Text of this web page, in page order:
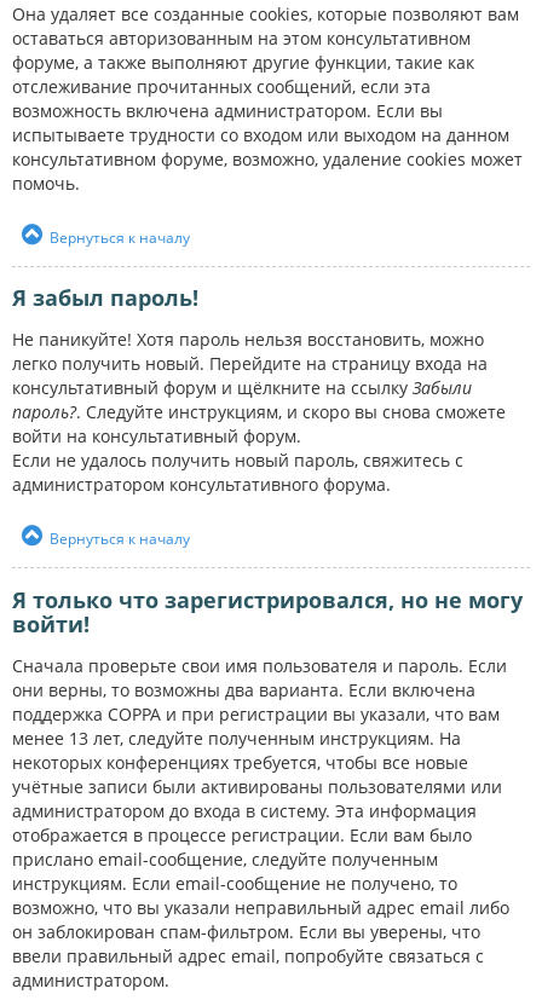
Она удаляет все созданные cookies, которые позволяют вам
оставаться авторизованным на этом консультативном
форуме, а также выполняют другие функции, такие как
отслеживание прочитанных сообщений, если эта
возможность включена администратором. Если вы
испытываете трудности со входом или выходом на данном
консультативном форуме, возможно, удаление cookies может
помочь.
Вернуться к началу
Я забыл пароль!
Не паникуйте! Хотя пароль нельзя восстановить, можно
легко получить новый. Перейдите на страницу входа на
консультативный форум и щёлкните на ссылку Забыли
пароль?. Следуйте инструкциям, и скоро вы снова сможете
войти на консультативный форум.
Если не удалось получить новый пароль, свяжитесь с
администратором консультативного форума.
Вернуться к началу
Я только что зарегистрировался, но не могу
войти!
Сначала проверьте свои имя пользователя и пароль. Если
они верны, то возможны два варианта. Если включена
поддержка COPPA и при регистрации вы указали, что вам
менее 13 лет, следуйте полученным инструкциям. На
некоторых конференциях требуется, чтобы все новые
учётные записи были активированы пользователями или
администратором до входа в систему. Эта информация
отображается в процессе регистрации. Если вам было
прислано email-сообщение, следуйте полученным
инструкциям. Если email-сообщение не получено, то
возможно, что вы указали неправильный адрес email либо
он заблокирован спам-фильтром. Если вы уверены, что
ввели правильный адрес email, попробуйте связаться с
администратором.